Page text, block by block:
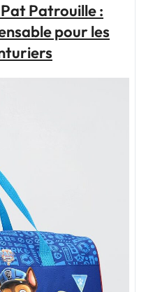
Patrouille :
pour les